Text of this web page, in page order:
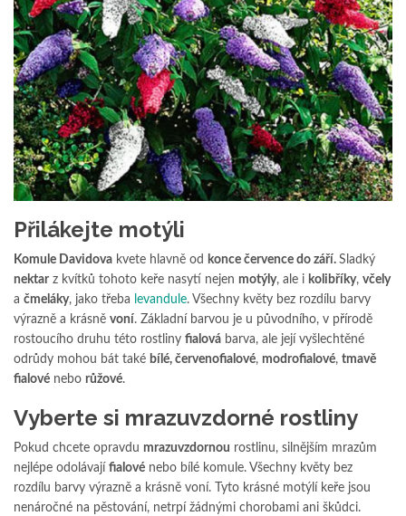
Přilákejte motýli
Komule Davidova kvete hlavně od konce července do září. Sladký
nektar z kvítků tohoto keře nasytí nejen motýly, ale i kolibříky, včely
a čmeláky, jako třeba levandule. Všechny květy bez rozdílu barvy
výrazně a krásně voní. Základní barvou je u původního, v přírodě
rostoucího druhu této rostliny fialová barva, ale její vyšlechtěné
odrůdy mohou bát také bílé, červenofialové, modrofialové, tmavě
fialové nebo růžové.
Vyberte si mrazuvzdorné rostliny
Pokud chcete opravdu mrazuvzdornou rostlinu, silnějším mrazům
nejlépe odolávají fialové nebo bílé komule. Všechny květy bez
rozdílu barvy výrazně a krásně voní. Tyto krásné motýlí keře jsou
nenáročné na pěstování, netrpí žádnými chorobami ani škůdci.